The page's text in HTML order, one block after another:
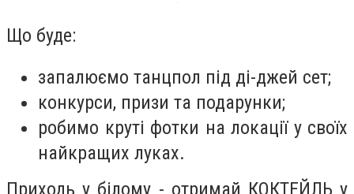
Що буде:
запалюємо танцпол під ді-джей сет;
конкурси, призи та подарунки;
робимо круті фотки на локації у своїх
найкращих луках.
Приходь у білому - отримай КОКТЕЙЛЬ у